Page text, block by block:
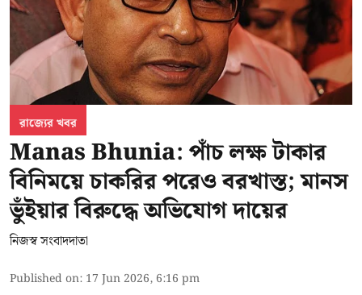
রাজ্যের খবর
Manas Bhunia: পাঁচ লক্ষ টাকার
বিনিময়ে চাকরির পরেও বরখাস্ত; মানস
ভুঁইয়ার বিরুদ্ধে অভিযোগ দায়ের
নিজস্ব সংবাদদাতা
Published on: 17 Jun 2026, 6:16 pm